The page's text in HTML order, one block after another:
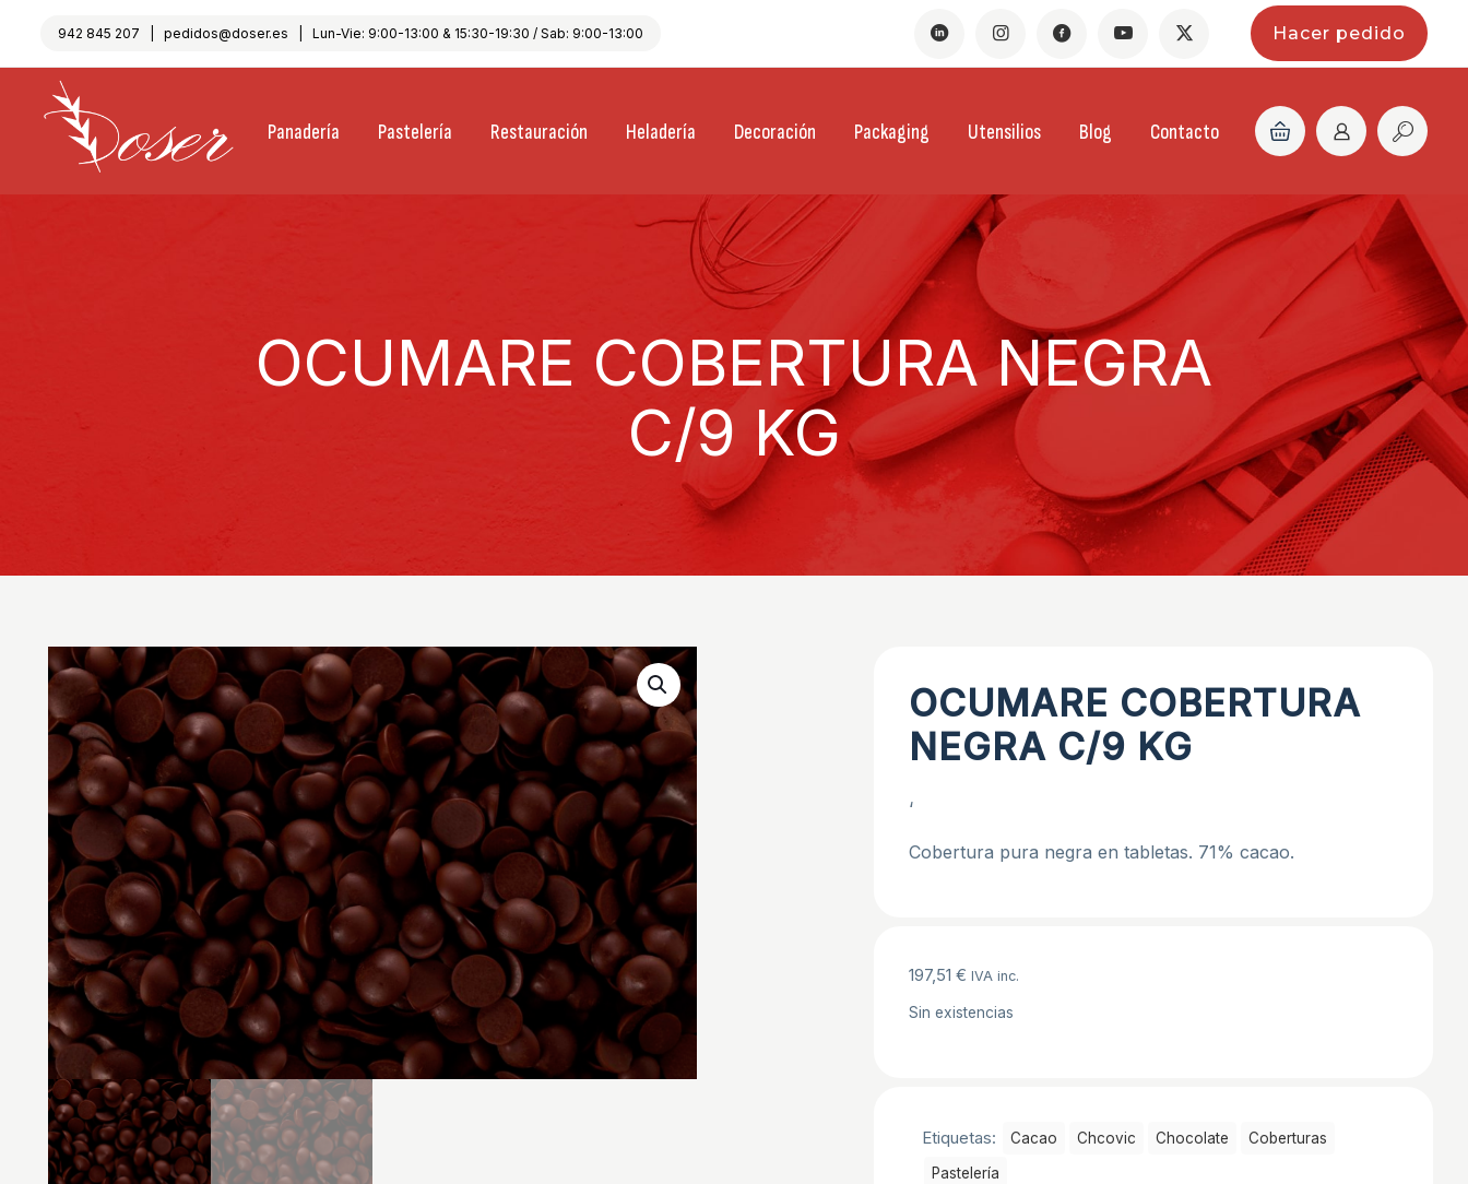
942 845 207 pedidos@doser.es | Lun-Vie: 9:00-13:00 & 15:30-19:30 / Sab: 9:00-13:00 Hacer pedido
Panadería Pastelería Restauración Heladería Decoración Packaging Utensilios Blog Contacto
OCUMARE COBERTURA NEGRA
C/9 KG
OCUMARE COBERTURA
NEGRA C/9 KG
‘
Cobertura pura negra en tabletas. 71% cacao.
197,51 € IVA inc.
Sin existencias
Etiquetas: Cacao Chcovic Chocolate
Coberturas
Pastelerí­a